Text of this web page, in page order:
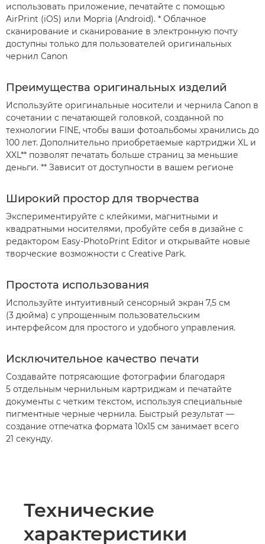
использовать приложение, печатайте с помощью
AirPrint (iOS) или Mopria (Android). * Облачное
сканирование и сканирование в электронную почту
доступны только для пользователей оригинальных
чернил Canon
Преимущества оригинальных изделий
Используйте оригинальные носители и чернила Canon в
сочетании с печатающей головкой, созданной по
технологии FINE, чтобы ваши фотоальбомы хранились до
100 лет. Дополнительно приобретаемые картриджи XL и
XXL** позволят печатать больше страниц за меньшие
деньги. ** Зависит от доступности в вашем регионе
Широкий простор для творчества
Экспериментируйте с клейкими, магнитными и
квадратными носителями, пробуйте себя в дизайне с
редактором Easy-PhotoPrint Editor и открывайте новые
творческие возможности с Creative Park.
Простота использования
Используйте интуитивный сенсорный экран 7,5 см
(3 дюйма) с упрощенным пользовательским
интерфейсом для простого и удобного управления.
Исключительное качество печати
Создавайте потрясающие фотографии благодаря
5 отдельным чернильным картриджам и печатайте
документы с четким текстом, используя специальные
пигментные черные чернила. Быстрый результат —
создание отпечатка формата 10x15 см занимает всего
21 секунду.
Технические
характеристики